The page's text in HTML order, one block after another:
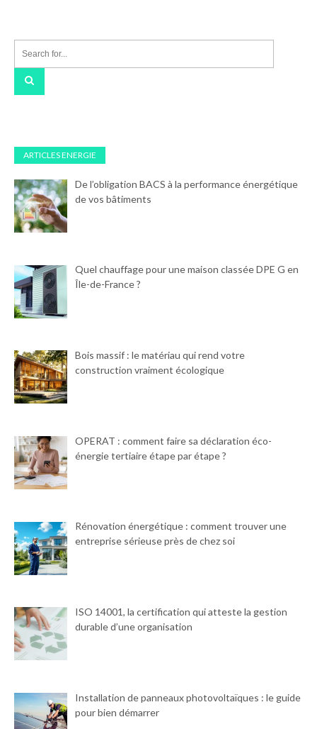
ARTICLES ENERGIE
De l’obligation BACS à la performance énergétique
de vos bâtiments
Quel chauffage pour une maison classée DPE G en
Île-de-France ?
Bois massif : le matériau qui rend votre
construction vraiment écologique
OPERAT : comment faire sa déclaration éco-
énergie tertiaire étape par étape ?
Rénovation énergétique : comment trouver une
entreprise sérieuse près de chez soi
ISO 14001, la certification qui atteste la gestion
durable d’une organisation
Installation de panneaux photovoltaïques : le guide
pour bien démarrer